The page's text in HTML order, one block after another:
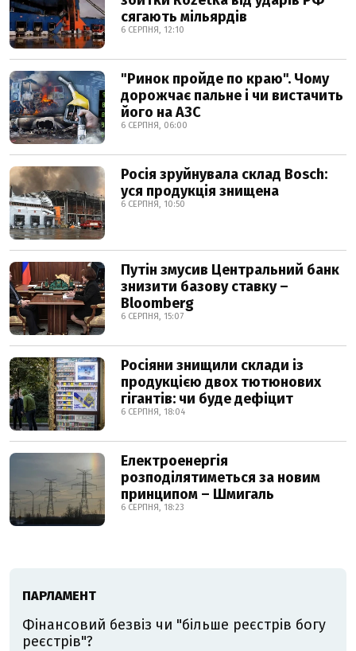
сягають мільярдів
6 СЕРПНЯ, 12:10
"Ринок пройде по краю". Чому
дорожчає пальне і чи вистачить
його на АЗС
6 СЕРПНЯ, 06:00
Росія зруйнувала склад Bosch:
уся продукція знищена
6 СЕРПНЯ, 10:50
Путін змусив Центральний банк
знизити базову ставку –
Bloomberg
6 СЕРПНЯ, 15:07
Росіяни знищили склади із
продукцією двох тютюнових
гігантів: чи буде дефіцит
6 СЕРПНЯ, 18:04
Електроенергія
розподілятиметься за новим
принципом – Шмигаль
6 СЕРПНЯ, 18:23
ПАРЛАМЕНТ
Фінансовий безвіз чи "більше реєстрів богу
реєстрів"?